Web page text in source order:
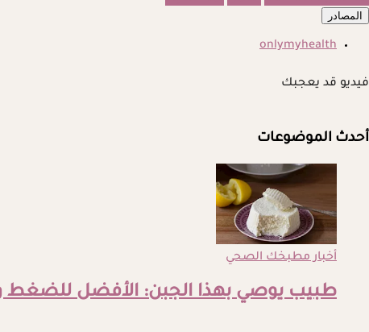
المصادر
onlymyhealth
فيديو قد يعجبك
أحدث الموضوعات
أخبار مطبخك الصحي
طبيب يوصي بهذا الجبن: الأفضل للضغط